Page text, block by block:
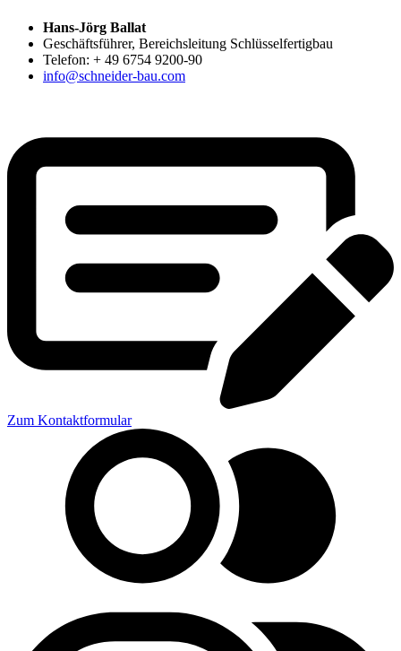
Hans-Jörg Ballat
Geschäftsführer, Bereichsleitung Schlüsselfertigbau
Telefon: + 49 6754 9200-90
info@schneider-bau.com
Zum Kontaktformular